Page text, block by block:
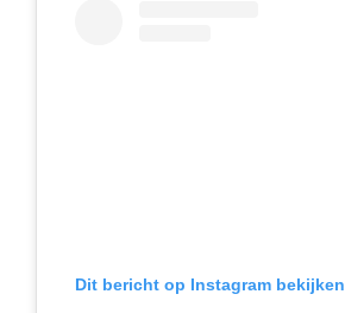
Dit bericht op Instagram bekijken